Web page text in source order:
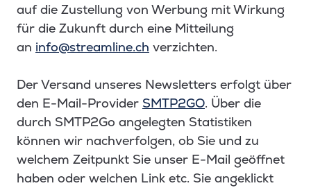
auf die Zustellung von Werbung mit Wirkung
für die Zukunft durch eine Mitteilung
an info@streamline.ch verzichten.
Der Versand unseres Newsletters erfolgt über
den E-Mail-Provider SMTP2GO. Über die
durch SMTP2Go angelegten Statistiken
können wir nachverfolgen, ob Sie und zu
welchem Zeitpunkt Sie unser E-Mail geöffnet
haben oder welchen Link etc. Sie angeklickt